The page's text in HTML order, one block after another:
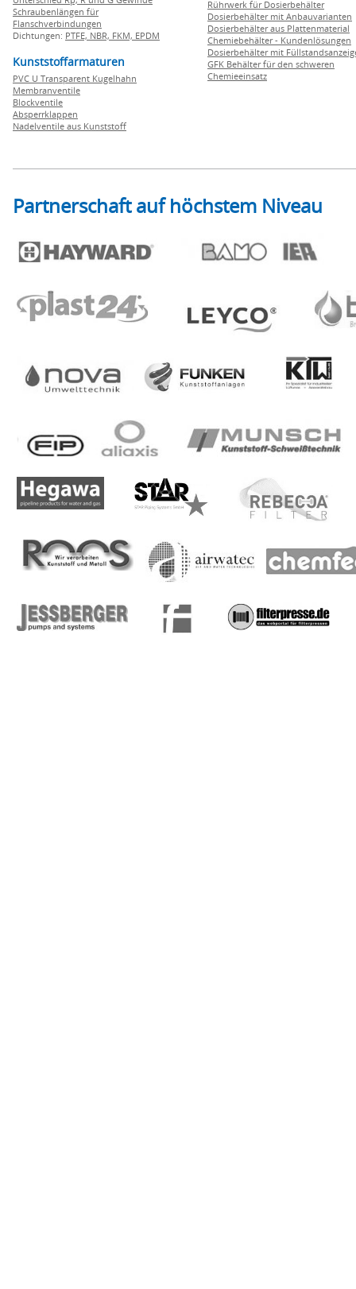
Schraubenlängen für
Flanschverbindungen
Dichtungen: PTFE, NBR, FKM, EPDM
Kunststoffarmaturen
PVC U Transparent Kugelhahn
Membranventile
Blockventile
Absperrklappen
Nadelventile aus Kunststoff
Rührwerk für Dosierbehälter
Dosierbehälter mit Anbauvarianten
Dosierbehälter aus Plattenmaterial
Chemiebehälter - Kundenlösungen
Dosierbehälter mit
GFK Behälter für den schweren
Chemieeinsatz
Partnerschaft auf höchstem Niveau